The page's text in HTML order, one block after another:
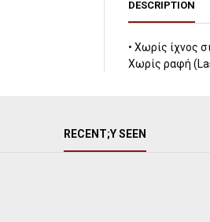
DESCRIPTION
• Χωρίς ίχνος
Χωρίς ραφή
RECENT;Y SEEN